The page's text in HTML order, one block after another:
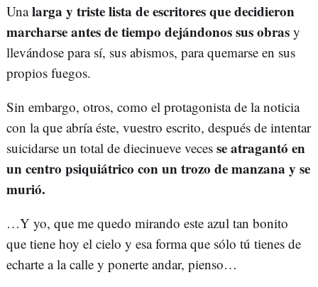
Unalarga y triste lista de escritores que decidieron
marcharse antes de tiempo dejándonos sus obras y
llevándose para sí, sus abismos, para quemarse en sus
propios fuegos.
Sin embargo, otros, como el protagonista de la noticia
con la que abría éste, vuestro escrito, después de intentar
suicidarse un total de diecinueve veces se atragantó en
un centro psiquiátrico con un trozo de manzana y se
murió.
…Y yo, que me quedo mirando este azul tan bonito
que tiene hoy el cielo y esa forma que sólo tú tienes de
echarte a la calle y ponerte andar, pienso…